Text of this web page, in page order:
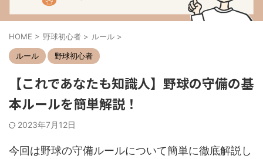
HOME > 野球初心者 > ルール >
ルール 野球初心者
【これであなたも知識人】野球の守備の基
本ルールを簡単解説！
2023年7月12日
今回は野球の守備ルールについて簡単に徹底解説し